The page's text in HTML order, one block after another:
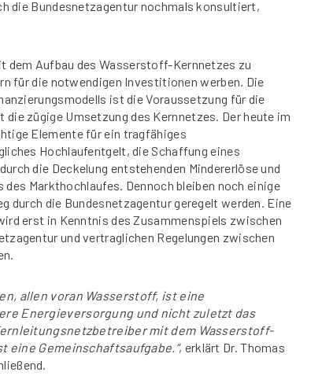
die Bundesnetzagentur nochmals konsultiert,
dem Aufbau des Wasserstoff-Kernnetzes zu
für die notwendigen Investitionen werben. Die
ist die Voraussetzung für die
zügige Umsetzung des Kernnetzes. Der heute im
Elemente für ein tragfähiges
Hochlaufentgelt, die Schaffung eines
die Deckelung entstehenden Mindererlöse und
Markthochlaufes. Dennoch bleiben noch einige
durch die Bundesnetzagentur geregelt werden. Eine
erst in Kenntnis des Zusammenspiels zwischen
und vertraglichen Regelungen zwischen
allen voran Wasserstoff, ist eine
Energieversorgung und nicht zuletzt das
mit dem Wasserstoff-
eine Gemeinschaftsaufgabe.“, erklärt Dr. Thomas